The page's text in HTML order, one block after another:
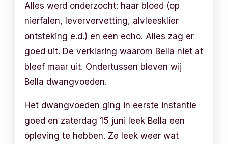
Alles werd onderzocht: haar bloed (op
nierfalen, leververvetting, alvleesklier
ontsteking e.d.) en een echo. Alles zag er
goed uit. De verklaring waarom Bella niet at
bleef maar uit. Ondertussen bleven wij
Bella dwangvoeden.
Het dwangvoeden ging in eerste instantie
goed en zaterdag 15 juni leek Bella een
opleving te hebben. Ze leek weer wat